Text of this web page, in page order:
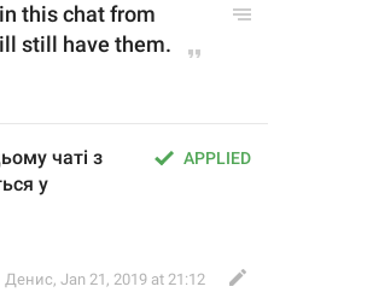
this chat from
still have them.
APPLIED
чаті з
у
Денис, Jan 21, 2019 at 21:12